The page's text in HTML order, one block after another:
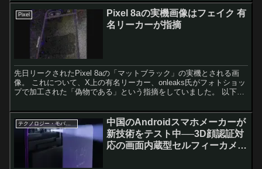
Pixel
Pixel 8aの実機画像はフェイク 有
名リーカーが指摘
先日リークされたPixel 8aの「マットブラック」の実機とされる画
像。 これについて、X上の有名リーカー、onleaks氏がフォトショッ
プで加工された「偽物である」という指摘をしていました。 以下は
テクノロジー・モバイル
中国のAndroidスマホメーカーが
新技術をテスト中──3D顔認証対
応の画面内蔵型セルフィーカメラ